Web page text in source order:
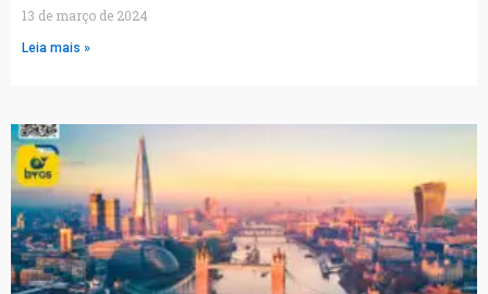
13 de março de 2024
Leia mais »